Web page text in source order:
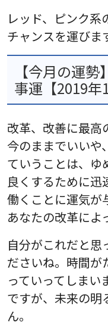
レッド、ピンク
チャンスを運びま
【今月の運
事運【2019年
改革、改善に最高
今のままでいいや
ていうことは、ゆ
良くするために迅
働くことに運気が
あなたの改革によ
自分がこれだと思
ださいね。時間が
っていってしまい
ですが、未来の明
ん。